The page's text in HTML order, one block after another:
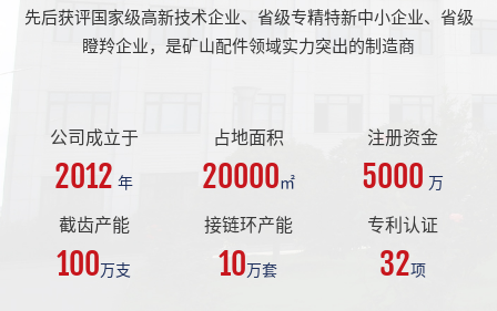
先后获评国家级高新技术企业、省级专精特新中小企业、省级
瞪羚企业，是矿山配件领域实力突出的制造商
公司成立于
2012 年
占地面积
20000㎡
注册资金
5000 万
截齿产能
100万支
接链环产能
10万套
专利认证
32项